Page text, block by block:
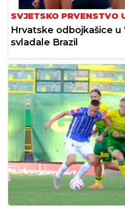
SVJETSKO PRVENSTVO
Hrvatske odbojkašice
svladale Brazil